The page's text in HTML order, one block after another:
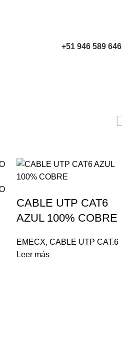
+51 946 589 646
CABLE UTP CAT6
AZUL 100% COBRE
EMECX, CABLE UTP CAT.6
Leer más